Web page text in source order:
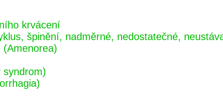
krvácení
špinění, nadměrné, nedostatečné,
syndrom)